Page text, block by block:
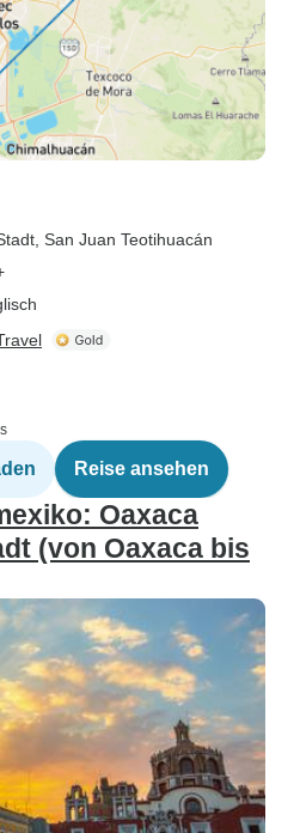
, San Juan Teotihuacán
Reise ansehen
Oaxaca
(von Oaxaca bis